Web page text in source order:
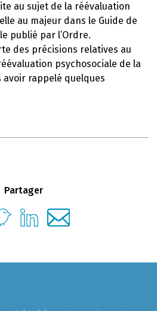
au sujet de la réévaluation
au majeur dans le Guide de
publié par l’Ordre.
des précisions relatives au
psychosociale de la
rappelé quelques
Partager